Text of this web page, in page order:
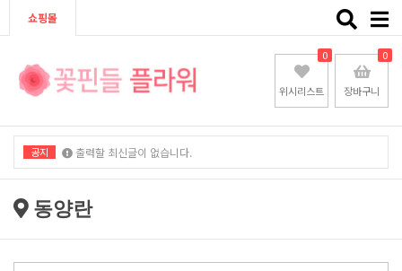
쇼핑몰
Toggle
위시리스트
0
장바구니
0
공지 출력할 최신글이 없습니다.
출력할 최신글이 없습니다.
동양란